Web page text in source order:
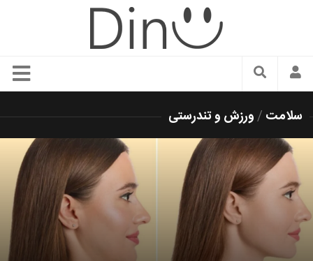
سبک زندگی
زیبایی و آرایش
شیک پوشی
دکوراسیون و چیدمان
رستوران گردی
سلامت /ورزش و تندرستی